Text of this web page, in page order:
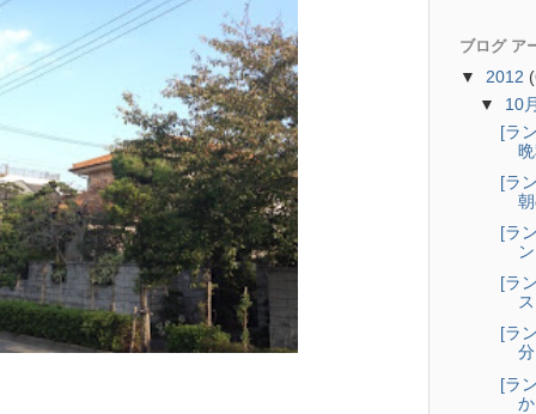
ブログ ア
▼ 2012
▼ 10
[ラ
[ラ
[ラ
[ラ
[ラ
[ラ